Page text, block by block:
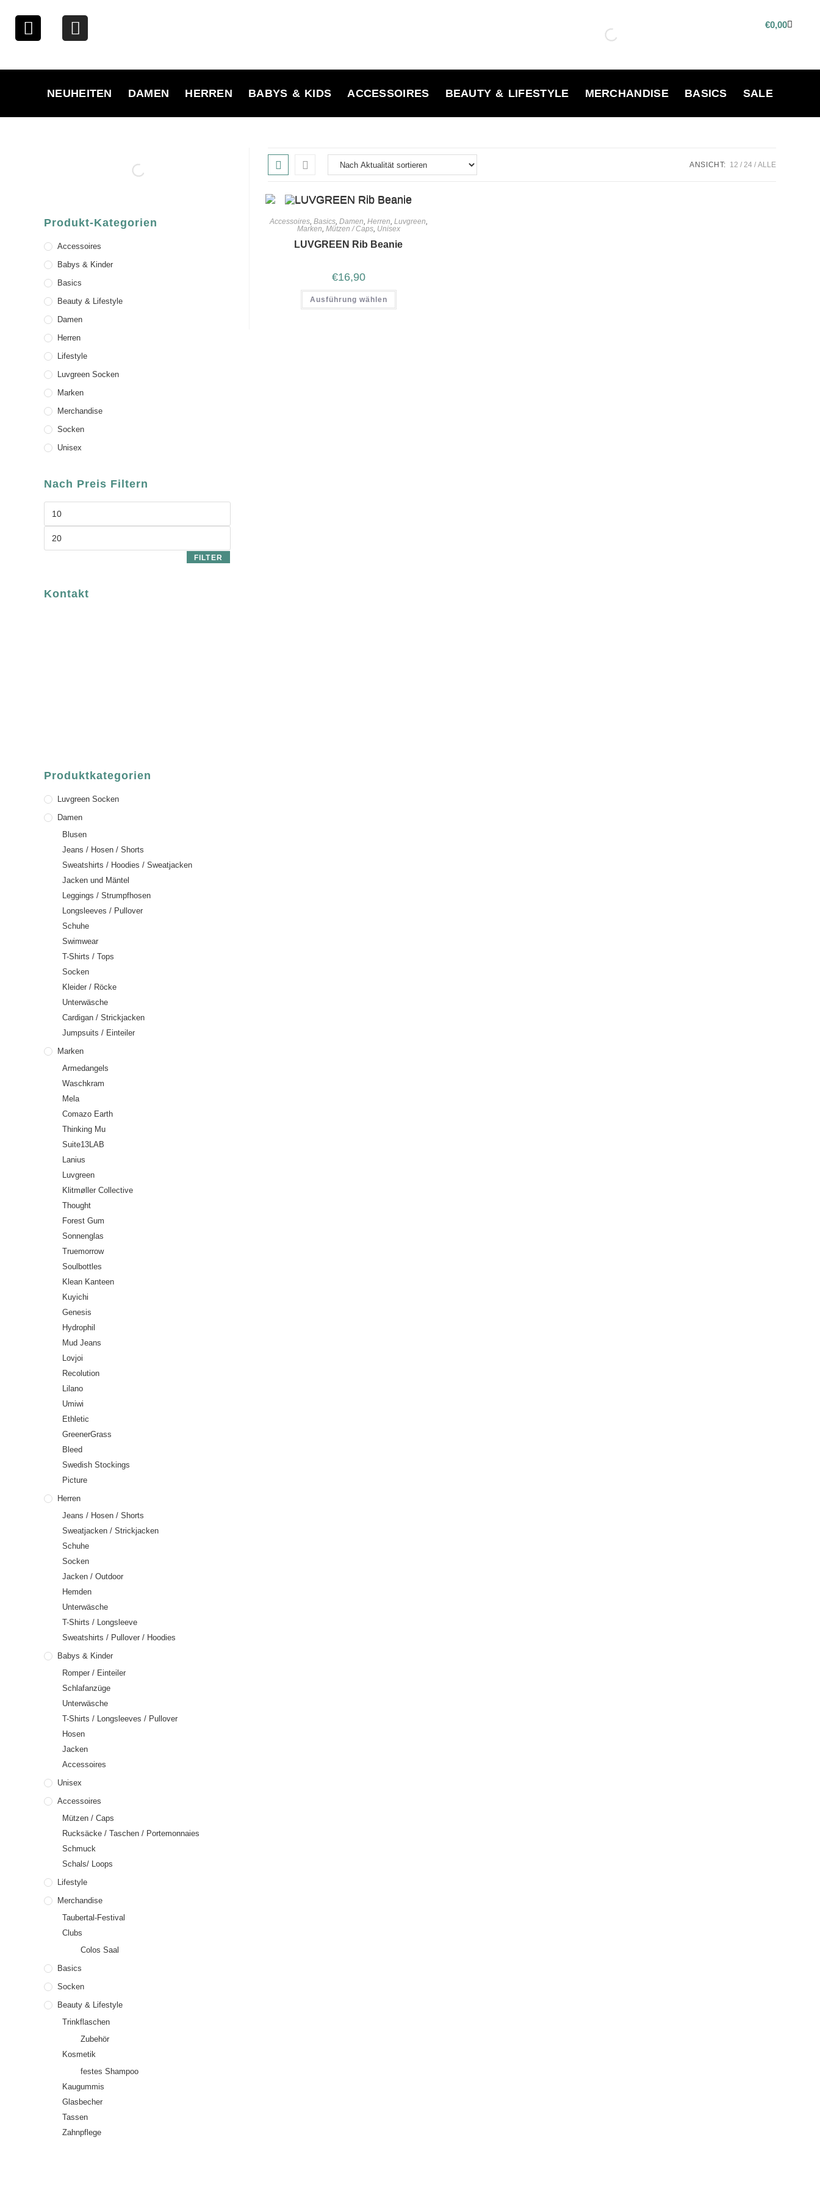
€0,00
NEUHEITEN DAMEN HERREN BABYS & KIDS ACCESSOIRES BEAUTY & LIFESTYLE MERCHANDISE BASICS SALE
ANSICHT: 12 24 ALLE
Accessoires, Basics, Damen, Herren, Luvgreen,
Marken, Mützen / Caps, Unisex
LUVGREEN Rib Beanie
€16,90
Ausführung wählen
Produkt-Kategorien
Accessoires
Babys & Kinder
Basics
Beauty & Lifestyle
Damen
Herren
Lifestyle
Luvgreen Socken
Marken
Merchandise
Socken
Unisex
Nach Preis Filtern
FILTER
Kontakt
Produktkategorien
Luvgreen Socken
Damen
Blusen
Jeans / Hosen / Shorts
Sweatshirts / Hoodies / Sweatjacken
Jacken und Mäntel
Leggings / Strumpfhosen
Longsleeves / Pullover
Schuhe
Swimwear
T-Shirts / Tops
Socken
Kleider / Röcke
Unterwäsche
Cardigan / Strickjacken
Jumpsuits / Einteiler
Marken
Armedangels
Waschkram
Mela
Comazo Earth
Thinking Mu
Suite13LAB
Lanius
Luvgreen
Klitmøller Collective
Thought
Forest Gum
Sonnenglas
Truemorrow
Soulbottles
Klean Kanteen
Kuyichi
Genesis
Hydrophil
Mud Jeans
Lovjoi
Recolution
Lilano
Umiwi
Ethletic
GreenerGrass
Bleed
Swedish Stockings
Picture
Herren
Jeans / Hosen / Shorts
Sweatjacken / Strickjacken
Schuhe
Socken
Jacken / Outdoor
Hemden
Unterwäsche
T-Shirts / Longsleeve
Sweatshirts / Pullover / Hoodies
Babys & Kinder
Romper / Einteiler
Schlafanzüge
Unterwäsche
T-Shirts / Longsleeves / Pullover
Hosen
Jacken
Accessoires
Unisex
Accessoires
Mützen / Caps
Rucksäcke / Taschen / Portemonnaies
Schmuck
Schals/ Loops
Lifestyle
Merchandise
Taubertal-Festival
Clubs
Colos Saal
Basics
Socken
Beauty & Lifestyle
Trinkflaschen
Zubehör
Kosmetik
festes Shampoo
Kaugummis
Glasbecher
Tassen
Zahnpflege